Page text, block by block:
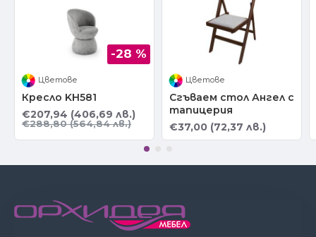
-28 %
Цветове
Кресло KH581
€207,94 (406,69 лв.)
€288,80 (564,84 лв.)
Цветове
Сгъваем стол Ангел с
тапицерия
€37,00 (72,37 лв.)